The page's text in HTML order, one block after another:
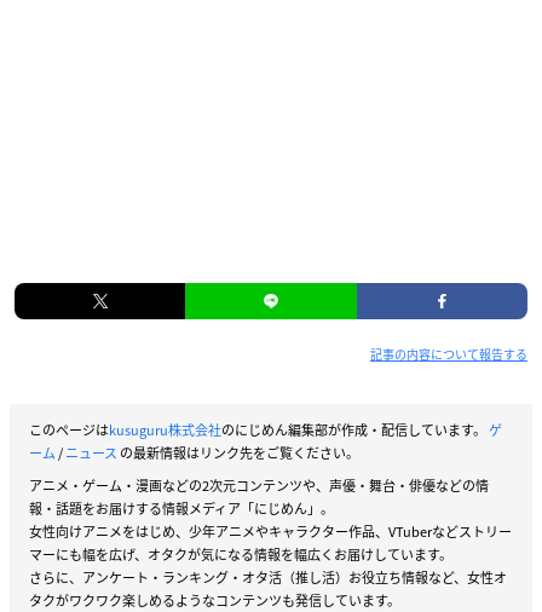
記事の内容について報告する
このページはkusuguru株式会社のにじめん編集部が作成・配信しています。 ゲ
ーム/ニュース の最新情報はリンク先をご覧ください。
アニメ・ゲーム・漫画などの2次元コンテンツや、声優・舞台・俳優などの情
報・話題をお届けする情報メディア「にじめん」。
女性向けアニメをはじめ、少年アニメやキャラクター作品、VTuberなどストリー
マーにも幅を広げ、オタクが気になる情報を幅広くお届けしています。
さらに、アンケート・ランキング・オタ活（推し活）お役立ち情報など、女性オ
タクがワクワク楽しめるようなコンテンツも発信しています。